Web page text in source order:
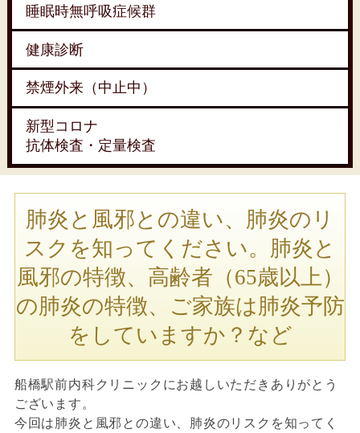
睡眠時無呼吸症候群
健康診断
禁煙外来（中止中）
新型コロナ
抗体検査・定量検査
肺炎と風邪との違い、肺炎のリ
スクを知ってください。肺炎と
風邪の特徴、高齢者（65歳以上）
の肺炎の特徴、ご家族は肺炎予防
をしていますか？など
船橋駅前内科クリニックにお越しいただきありがとう
ございます。
今回は肺炎と風邪との違い、肺炎のリスクを知ってく